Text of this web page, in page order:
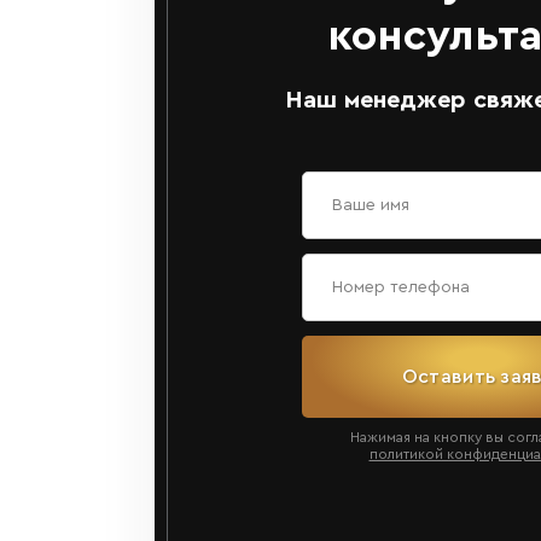
Наш менеджер
Оставить
Нажимая на кнопку вы
политикой